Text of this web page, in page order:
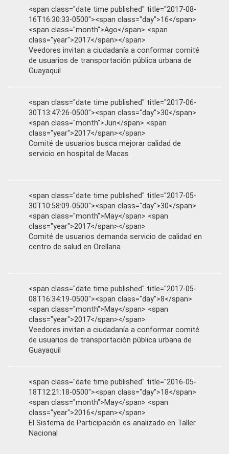
<span class="date time published" title="2017-08-
16T16:30:33-0500"><span class="day">16</span>
<span class="month">Ago</span> <span
class="year">2017</span></span>
Veedores invitan a ciudadanía a conformar comité
de usuarios de transportación pública urbana de
Guayaquil
<span class="date time published" title="2017-06-
30T13:47:26-0500"><span class="day">30</span>
<span class="month">Jun</span> <span
class="year">2017</span></span>
Comité de usuarios busca mejorar calidad de
servicio en hospital de Macas
<span class="date time published" title="2017-05-
30T10:58:09-0500"><span class="day">30</span>
<span class="month">May</span> <span
class="year">2017</span></span>
Comité de usuarios demanda servicio de calidad en
centro de salud en Orellana
<span class="date time published" title="2017-05-
08T16:34:19-0500"><span class="day">8</span>
<span class="month">May</span> <span
class="year">2017</span></span>
Veedores invitan a ciudadanía a conformar comité
de usuarios de transportación pública urbana de
Guayaquil
<span class="date time published" title="2016-05-
18T12:21:18-0500"><span class="day">18</span>
<span class="month">May</span> <span
class="year">2016</span></span>
El Sistema de Participación es analizado en Taller
Nacional